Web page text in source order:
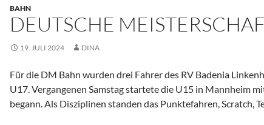
BAHN
DEUTSCHE
19. JULI 2024 DINA
Für die DM Bahn wurden drei Fahrer des RV Badenia
U17. Vergangenen Samstag startete die U15 in Mannheim
begann. Als Disziplinen standen das Punktefahren, Scratch,